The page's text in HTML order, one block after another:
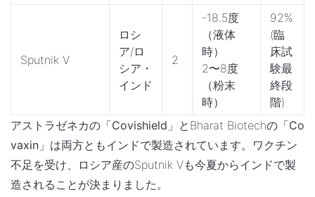
Sputnik V
ロシ
ア/ロ
シア・
インド
2
-18.5度
（液体
時）
2〜8度
（粉末
時）
92%
(臨
床試
験最
終段
階)
アストラゼネカの 「Covishield」 とBharat Biotechの 「Co
vaxin」 は両方ともインドで製造されています。ワクチン
不足を受け、ロシア産のSputnik Vも今夏からインドで製
造されることが決まりました。